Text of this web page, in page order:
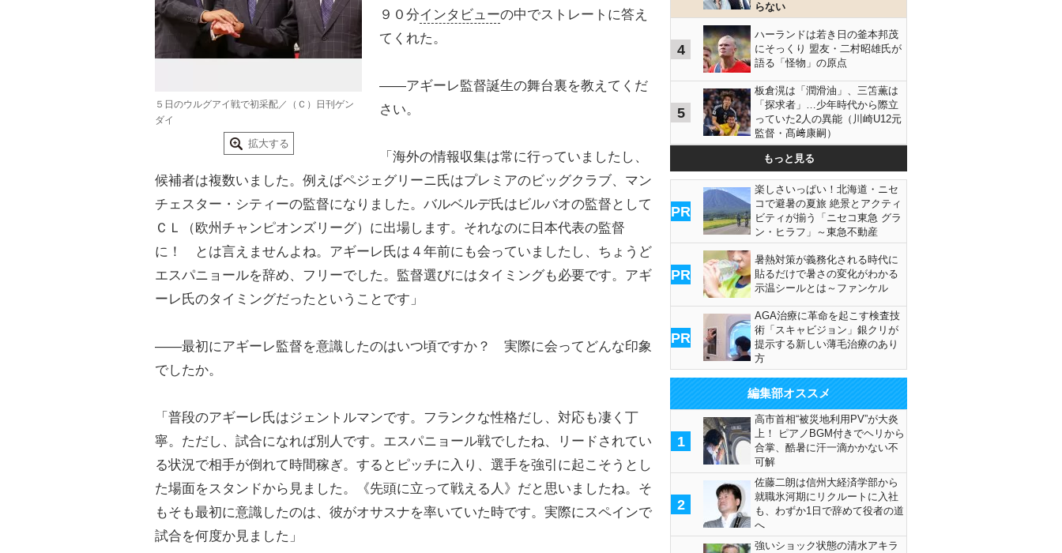
５日のウルグアイ戦で初采配／（Ｃ）日刊ゲン
ダイ
拡大する
９０分インタビューの中でストレートに答え
てくれた。
――アギーレ監督誕生の舞台裏を教えてくだ
さい。
「海外の情報収集は常に行っていましたし、
候補者は複数いました。例えばペジェグリーニ氏はプレミアのビッグクラブ、マン
チェスター・シティーの監督になりました。バルベルデ氏はビルバオの監督として
ＣＬ（欧州チャンピオンズリーグ）に出場します。それなのに日本代表の監督
に！ とは言えませんよね。アギーレ氏は４年前にも会っていましたし、ちょうど
エスパニョールを辞め、フリーでした。監督選びにはタイミングも必要です。アギ
ーレ氏のタイミングだったということです」
――最初にアギーレ監督を意識したのはいつ頃ですか？ 実際に会ってどんな印象
でしたか。
「普段のアギーレ氏はジェントルマンです。フランクな性格だし、対応も凄く丁
寧。ただし、試合になれば別人です。エスパニョール戦でしたね、リードされてい
る状況で相手が倒れて時間稼ぎ。するとピッチに入り、選手を強引に起こそうとし
た場面をスタンドから見ました。《先頭に立って戦える人》だと思いましたね。そ
もそも最初に意識したのは、彼がオサスナを率いていた時です。実際にスペインで
試合を何度か見ました」
らない
4
ハーランドは若き日の釜本邦茂
にそっくり 盟友・二村昭雄氏が
語る「怪物」の原点
5
板倉滉は「潤滑油」、三笘薫は
「探求者」…少年時代から際立
っていた2人の異能（川崎U12元
監督・髙﨑康嗣）
もっと見る
PR
楽しさいっぱい！北海道・ニセ
コで避暑の夏旅 絶景とアクティ
ビティが揃う「ニセコ東急 グラ
ン・ヒラフ」～東急不動産
PR
暑熱対策が義務化される時代に
貼るだけで暑さの変化がわかる
示温シールとは～ファンケル
PR
AGA治療に革命を起こす検査技
術「スキャビジョン」銀クリが
提示する新しい薄毛治療のあり
方
編集部オススメ
1
高市首相“被災地利用PV”が大炎
上！ ピアノBGM付きでヘリから
合掌、酷暑に汗一滴かかない不
可解
2
佐藤二朗は信州大経済学部から
就職氷河期にリクルートに入社
も、わずか1日で辞めて役者の道
へ
強いショック状態の清水アキラ